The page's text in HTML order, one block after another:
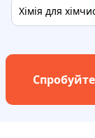
Хімія для